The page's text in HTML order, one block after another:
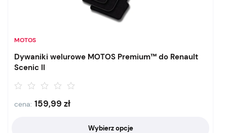
MOTOS
Dywaniki welurowe MOTOS Premium™ do Renault
Scenic II
cena: 159,99 zł
Wybierz opcje